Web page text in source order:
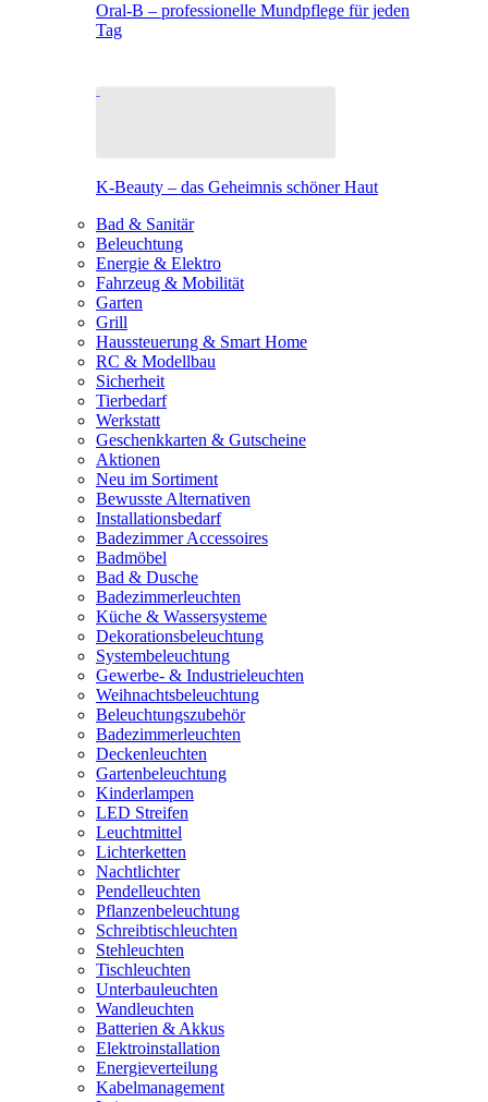
Oral-B – professionelle Mundpflege für jeden
Tag
K-Beauty – das Geheimnis schöner Haut
Bad & Sanitär
Beleuchtung
Energie & Elektro
Fahrzeug & Mobilität
Garten
Grill
Haussteuerung & Smart Home
RC & Modellbau
Sicherheit
Tierbedarf
Werkstatt
Geschenkkarten & Gutscheine
Aktionen
Neu im Sortiment
Bewusste Alternativen
Installationsbedarf
Badezimmer Accessoires
Badmöbel
Bad & Dusche
Badezimmerleuchten
Küche & Wassersysteme
Dekorationsbeleuchtung
Systembeleuchtung
Gewerbe- & Industrieleuchten
Weihnachtsbeleuchtung
Beleuchtungszubehör
Badezimmerleuchten
Deckenleuchten
Gartenbeleuchtung
Kinderlampen
LED Streifen
Leuchtmittel
Lichterketten
Nachtlichter
Pendelleuchten
Pflanzenbeleuchtung
Schreibtischleuchten
Stehleuchten
Tischleuchten
Unterbauleuchten
Wandleuchten
Batterien & Akkus
Elektroinstallation
Energieverteilung
Kabelmanagement